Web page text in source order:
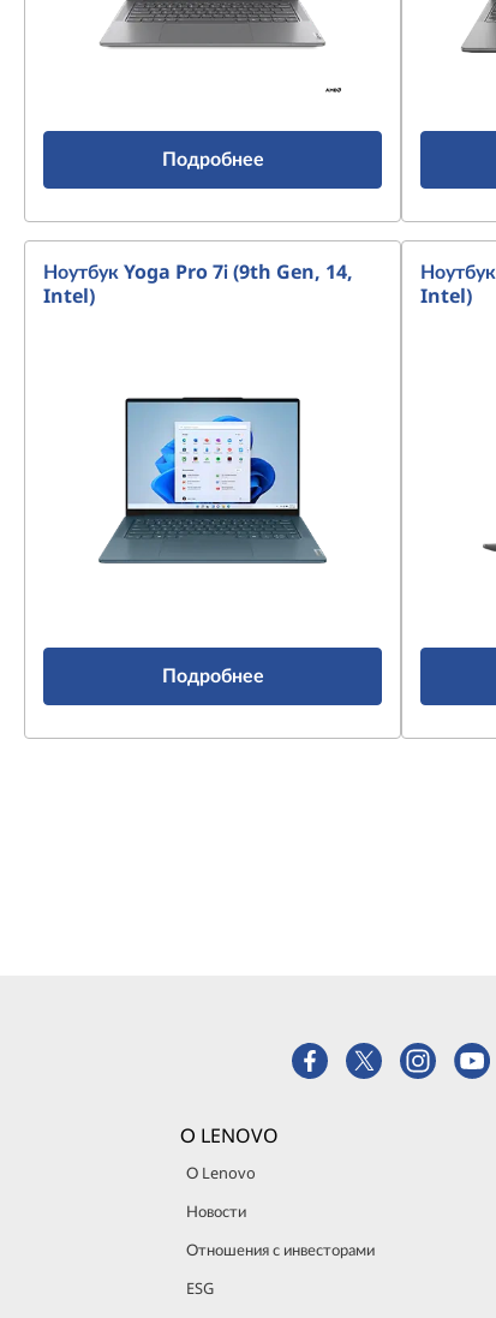
Подробнее
Ноутбук Yoga Pro 7i (9th Gen, 14,
Intel)
Подробнее
Intel)
О LENOVO
О Lenovo
Новости
Отношения с инвесторами
ESG